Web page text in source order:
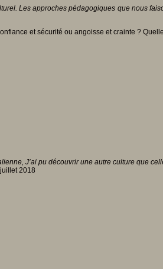
Les approches pédagogiques que nous
et sécurité ou angoisse et crainte ?
J’ai pu découvrir une autre culture que
2018